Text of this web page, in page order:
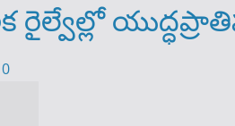
రైల్వేల్లో
0